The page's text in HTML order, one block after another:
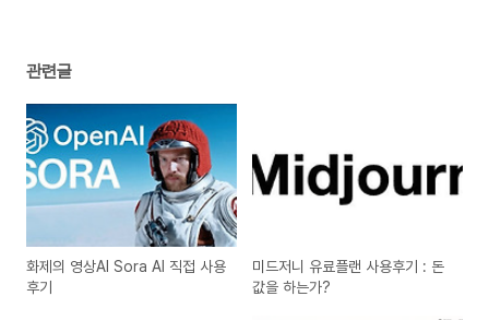
관련글
화제의 영상AI Sora AI 직접 사용
후기
미드저니 유료플랜 사용후기 : 돈
값을 하는가?